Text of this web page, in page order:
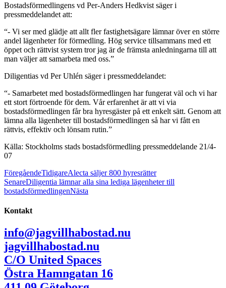
Bostadsförmedlingens vd Per-Anders Hedkvist säger i
pressmeddelandet att:
“- Vi ser med glädje att allt fler fastighetsägare lämnar över en större
andel lägenheter för förmedling. Hög service tillsammans med ett
öppet och rättvist system tror jag är de främsta anledningarna till att
man väljer att samarbeta med oss.”
Diligentias vd Per Uhlén säger i pressmeddelandet:
“- Samarbetet med bostadsförmedlingen har fungerat väl och vi har
ett stort förtroende för dem. Vår erfarenhet är att vi via
bostadsförmedlingen får bra hyresgäster på ett enkelt sätt. Genom att
lämna alla lägenheter till bostadsförmedlingen så har vi fått en
rättvis, effektiv och lönsam rutin.”
Källa: Stockholms stads bostadsförmedling pressmeddelande 21/4-
07
FöregåendeTidigareAlecta säljer 800 hyresrätter
SenareDiligentia lämnar alla sina lediga lägenheter till
bostadsförmedlingenNästa
Kontakt
info@jagvillhabostad.nu
jagvillhabostad.nu
C/O United Spaces
Östra Hamngatan 16